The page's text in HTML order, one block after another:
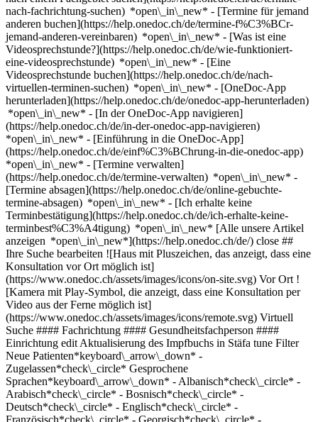
nach-fachrichtung-suchen) *open\_in\_new* - [Termine für jemand
anderen buchen](https://help.onedoc.ch/de/termine-f%C3%BCr-
jemand-anderen-vereinbaren) *open\_in\_new* - [Was ist eine
Videosprechstunde?](https://help.onedoc.ch/de/wie-funktioniert-
eine-videosprechstunde) *open\_in\_new* - [Eine
Videosprechstunde buchen](https://help.onedoc.ch/de/nach-
virtuellen-terminen-suchen) *open\_in\_new* - [OneDoc-App
herunterladen](https://help.onedoc.ch/de/onedoc-app-herunterladen)
*open\_in\_new* - [In der OneDoc-App navigieren]
(https://help.onedoc.ch/de/in-der-onedoc-app-navigieren)
*open\_in\_new* - [Einführung in die OneDoc-App]
(https://help.onedoc.ch/de/einf%C3%BChrung-in-die-onedoc-app)
*open\_in\_new* - [Termine verwalten](https://help.onedoc.ch/de/termine-verwalten) *open\_in\_new* - [Termine absagen](https://help.onedoc.ch/de/online-gebuchte-termine-absagen) *open\_in\_new* - [Ich erhalte keine Terminbestätigung](https://help.onedoc.ch/de/ich-erhalte-keine-terminbest%C3%A4tigung) *open\_in\_new* [Alle unsere Artikel anzeigen *open\_in\_new*](https://help.onedoc.ch/de/) close ## Ihre Suche bearbeiten ![Haus mit Pluszeichen, das anzeigt, dass eine Konsultation vor Ort möglich ist](https://www.onedoc.ch/assets/images/icons/on-site.svg) Vor Ort ![Kamera mit Play-Symbol, die anzeigt, dass eine Konsultation per Video aus der Ferne möglich ist](https://www.onedoc.ch/assets/images/icons/remote.svg) Virtuell Suche #### Fachrichtung #### Gesundheitsfachperson #### Einrichtung edit Aktualisierung des Impfbuchs in Stäfa tune Filter Neue Patienten*keyboard\_arrow\_down* - Zugelassen*check\_circle* Gesprochene Sprachen*keyboard\_arrow\_down* - Albanisch*check\_circle* - Arabisch*check\_circle* - Bosnisch*check\_circle* - Deutsch*check\_circle* - Englisch*check\_circle* - Französisch*check\_circle* - Georgisch*check\_circle* - Hebräisch*check\_circle* - Hindi*check\_circle* - Italienisch*check\_circle* - Kroatisch*check\_circle* - Mazedonisch*check\_circle* - Persisch*check\_circle* - Polnisch*check\_circle* - Portugiesisch*check\_circle* - Rumänisch*check\_circle* - Russisch*check\_circle* - Serbisch*check\_circle* - Spanisch*check\_circle* - Tamil*check\_circle* - Tschechisch*check\_circle* - Türkisch*check\_circle* - Vietnamesisch*check\_circle* Geschlecht*keyboard\_arrow\_down* - Weiblich*check\_circle* - Männlich*check\_circle* Netzwerk*keyboard\_arrow\_down* - ArgoMed*check\_circle* - doccare*check\_circle* - DocNet Säuliamt*check\_circle* - Medbase*check\_circle* Verfügbarkeit*keyboard\_arrow\_down* - Heute*check\_circle* - In den nächsten 3 Tagen*check\_circle* - In den nächsten 7 Tagen*check\_circle* - In den nächsten 14 Tagen*check\_circle* # __Aktualisierung des Impfbuchs__ in __Stäfa__: Buchen Sie heute Ihren Termin online ## 2 Ergebnisse in Stäfa [![MPA Hausarztpraxis Stäfa, Hausarzt (Allgemeinmedizin) in Stäfa](https://assets.onedoc.ch/images/users/616104f18867cb279a208d711a894d2d6e5aba2c770676f008ba6d866cf27d9c-small.png "MPA Hausarztpraxis Stäfa, Hausarzt (Allgemeinmedizin) in Stäfa")](https://www.onedoc.ch/de/hausarzt-allgemeinmedizin/stafa/pc09o/mpa-hausarztpraxis-stafa) ### [MPA Hausarztpraxis Stäfa](https://www.onedoc.ch/de/hausarzt-allgemeinmedizin/stafa/pc09o/mpa-hausarztpraxis-stafa) [Hausarzt (Allgemeinmedizin)](https://www.onedoc.ch/de/hausarzt-allgemeinmedizin/stafa) [Hausarztpraxis Stäfa](https://www.onedoc.ch/de/medizinische-praxis/stafa/ebedj/hausarztpraxis-stafa) Spittelstrasse 18 8712 Stäfa ![Patient mit Pluszeichen, der anzeigt, dass neue Patienten angenommen werden](https://www.onedoc.ch/assets/images/icons/new-patients.svg)Akzeptiert neue Patienten [Termin buchen](https://www.onedoc.ch/de/hausarzt-allgemeinmedizin/stafa/pc09o/mpa-hausarztpraxis-stafa) Expertisen: Aktualisierung des Impfbuchs, [Messung des Eisenspiegels | Ferritin](https://www.onedoc.ch/de/messung-des-eisenspiegels-ferritin/stafa), [Messung des Cholesterinspiegels | Blutfettwerte messen](https://www.onedoc.ch/de/messung-des-cholesterinspiegels-blutfettwerte-messen/stafa), [Messung des Blutdrucks](https://www.onedoc.ch/de/messung-des-blutdrucks/stafa)Mehr anzeigen *chevron\_left* Fr. 31 Juli *chevron\_right* Mehr Termine anzeigen *error\_outline* Beim Laden der Verfügbarkeiten ist ein Fehler aufgetreten [Erneut versuchen](https://www.onedoc.ch) Expertisen: Aktualisierung des Impfbuchs, [Messung des Eisenspiegels | Ferritin](https://www.onedoc.ch/de/messung-des-eisenspiegels-ferritin/stafa), [Messung des Cholesterinspiegels | Blutfettwerte messen](https://www.onedoc.ch/de/messung-des-cholesterinspiegels-blutfettwerte-messen/stafa), [Messung des Blutdrucks](https://www.onedoc.ch/de/messung-des-blutdrucks/stafa)Mehr anzeigen [![Dr. med. Magdalena Bujan, Neuraltherapeutin in Stäfa](https://assets.onedoc.ch/images/users/2670cc8a15e84ea1a830e71b74c8586cfe665358bd388ff8763d3babbe590c2c-small.jpg "Dr. med. Magdalena Bujan, Neuraltherapeutin in Stäfa")](https://www.onedoc.ch/de/neuraltherapeutin/stafa/pc09l/dr-med-magdalena-bujan) ### [Dr. med. Magdalena Bujan](https://www.onedoc.ch/de/neuraltherapeutin/stafa/pc09l/dr-med-magdalena-bujan) ![Abzeichen, das ein verifiziertes Profil kennzeichnet](https://www.onedoc.ch/assets/images/icons/checkmark.svg) [Neuraltherapeutin](https://www.onedoc.ch/de/neuraltherapeut/stafa) [Hausarztpraxis Stäfa](https://www.onedoc.ch/de/medizinische-praxis/stafa/ebedj/hausarztpraxis-stafa) Spittelstrasse 18 8712 Stäfa ![Patient mit Pluszeichen, der anzeigt, dass neue Patienten angenommen werden](https://www.onedoc.ch/assets/images/icons/new-patients.svg)Akzeptiert neue Patienten [Termin buchen](https://www.onedoc.ch/de/neuraltherapeutin/stafa/pc09l/dr-med-magdalena-bujan) Expertisen: Aktualisierung des Impfbuchs, [Messung des Eisenspiegels | Ferritin](https://www.onedoc.ch/de/messung-des-eisenspiegels-ferritin/stafa), [Messung des Cholesterinspiegels | Blutfettwerte messen](https://www.onedoc.ch/de/messung-des-cholesterinspiegels-blutfettwerte-messen/stafa), [Messung des Blutdrucks](https://www.onedoc.ch/de/messung-des-blutdrucks/stafa)Mehr anzeigen *chevron\_left* Fr. 31 Juli *chevron\_right* Mehr Termine anzeigen *error\_outline* Beim Laden der Verfügbarkeiten ist ein Fehler aufgetreten [Erneut versuchen](https://www.onedoc.ch) Expertisen: Aktualisierung des Impfbuchs, [Messung des Eisenspiegels | Ferritin](https://www.onedoc.ch/de/messung-des-eisenspiegels-ferritin/stafa), [Messung des Cholesterinspiegels | Blutfettwerte messen](https://www.onedoc.ch/de/messung-des-cholesterinspiegels-blutfettwerte-messen/stafa), [Messung des Blutdrucks](https://www.onedoc.ch/de/messung-des-blutdrucks/stafa)Mehr anzeigen ## __Aktualisierung des Impfbuchs__ in der Umgebung von __Stäfa__: Andere Gesundheitsfachpersonen können Online gebucht werden [![Bonamed - Hausarztpraxis Eidmatt, Medizinische Praxis in Wädenswil](https://assets.onedoc.ch/images/entities/9a3b96ed5765990986660b681b78a45540e55763ec1c0c73596860ceac21f916-small.png "Bonamed - Hausarztpraxis Eidmatt, Medizinische Praxis in Wädenswil")](https://www.onedoc.ch/de/medizinische-praxis/wadenswil/eba6s/bonamed-hausarztpraxis-eidmatt) ### [Bonamed - Hausarztpraxis Eidmatt](https://www.onedoc.ch/de/medizinische-praxis/wadenswil/eba6s/bonamed-hausarztpraxis-eidmatt) ![Abzeichen, das ein verifiziertes Profil kennzeichnet](https://www.onedoc.ch/assets/images/icons/checkmark.svg) Medizinische Praxis Eintrachtstrasse 16 8820 Wädenswil ![Patient mit Pluszeichen, der anzeigt, dass neue Patienten angenommen werden](https://www.onedoc.ch/assets/images/icons/new-patients.svg)Akzeptiert neue Patienten [Termin buchen](https://www.onedoc.ch/de/medizinische-praxis/wadenswil/eba6s/bonamed-hausarztpraxis-eidmatt) *chevron\_left* Fr. 31 Juli *chevron\_right* Mehr Termine anzeigen *error\_outline* Beim Laden der Verfügbarkeiten ist ein Fehler aufgetreten [Erneut versuchen](https://www.onedoc.ch) [![DROPA Apotheke Parfümerie Meilen, Apotheke in Meilen](https://assets.onedoc.ch/images/entities/edce6331d0b9be10d678defabb1e7bf7b5af93342d780f50490fb470e283037b-small.png "DROPA Apotheke Parfümerie Meilen, Apotheke in Meilen")](https://www.onedoc.ch/de/apotheke/meilen/ebddc/dropa-apotheke-parfumerie-meilen) ### [DROPA Apotheke Parfümerie Meilen](https://www.onedoc.ch/de/apotheke/meilen/ebddc/dropa-apotheke-parfumerie-meilen) ![Abzeichen, das ein verifiziertes Profil kennzeichnet](https://www.onedoc.ch/assets/images/icons/checkmark.svg) Apotheke Rosengartenstrasse 10 8706 Meilen ![Patient mit Pluszeichen, der anzeigt, dass neue Patienten angenommen werden](https://www.onedoc.ch/assets/images/icons/new-patients.svg)Akzeptiert neue Patienten [Termin buchen](https://www.onedoc.ch/de/apotheke/meilen/ebddc/dropa-apotheke-parfumerie-meilen) [![Prof. Dr. med. Oliver Michel Theusinger, Praktischer Arzt in Mönchaltorf](https://assets.onedoc.ch/images/users/ecdaf3845d8b49b479ba72834a352ccc74caeafafb237f6b2f75606b5838fec8-small.jpg "Prof. Dr. med. Oliver Michel Theusinger, Praktischer Arzt in Mönchaltorf")](https://www.onedoc.ch/de/hausarzt-allgemeinmedizin/monchaltorf/pcpgg/prof-dr-med-oliver-michel-theusinger) ### [Prof. Dr. med. Oliver Michel Theusinger](https://www.onedoc.ch/de/hausarzt-allgemeinmedizin/monchaltorf/pcpgg/prof-dr-med-oliver-michel-theusinger) ![Abzeichen, das ein verifiziertes Profil kennzeichnet](https://www.onedoc.ch/assets/images/icons/checkmark.svg) [Praktischer Arzt](https://www.onedoc.ch/de/hausarzt-allgemeinmedizin/monchaltorf) [Doktorhuus Mönchaltorf](https://www.onedoc.ch/de/gruppenpraxis/monchaltorf/ewqb/doktorhuus-monchaltorf) Lindhofstrasse 7 8617 Mönchaltorf ![Prof. Dr. med. Oliver Michel Theusinger ist bei doccare angeschlossen](https://assets.onedoc.ch/images/networks/logos/08f354aa80def8dd221905a645fd7c7875611ad5df4d9550e88571e3b6c93d43-small.png) ![Patient mit Pluszeichen, der anzeigt, dass neue Patienten angenommen werden](https://www.onedoc.ch/assets/images/icons/new-patients.svg)Akzeptiert neue Patienten [Termin buchen](https://www.onedoc.ch/de/hausarzt-allgemeinmedizin/monchaltorf/pcpgg/prof-dr-med-oliver-michel-theusinger) Expertisen:[Aktualisierung des Impfbuchs](https://www.onedoc.ch/de/aktualisierung-des-impfbuchs/monchaltorf), [Vorsorgeuntersuchung | Check up](https://www.onedoc.ch/de/vorsorgeuntersuchung-check-up/monchaltorf), [Blutentnahme | Blutprobe](https://www.onedoc.ch/de/blutentnahme-blutprobe/monchaltorf), [Impfberatung](https://www.onedoc.ch/de/impfberatung/monchaltorf), [Reiseberatung](https://www.onedoc.ch/de/reiseberatung/monchaltorf), [Verkehrsmedizinische Kontrolluntersuchung STUFE 1](https://www.onedoc.ch/de/verkehrsmedizinische-kon